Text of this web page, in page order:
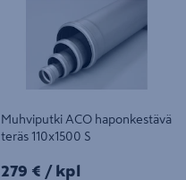
Muhviputki ACO haponkestävä
teräs 110x1500 S
279€/kpl
279 € / kpl